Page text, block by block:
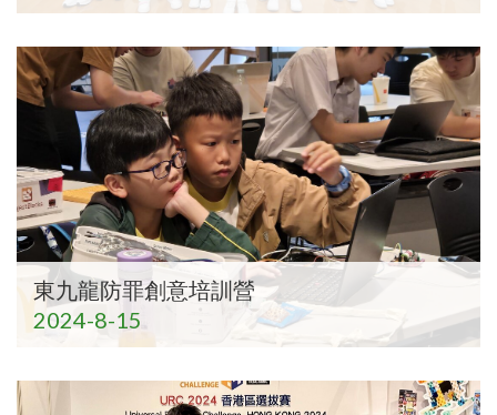
東九龍防罪創意培訓營
2024-8-15